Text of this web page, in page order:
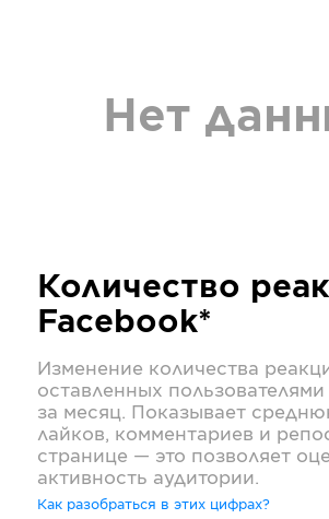
Нет
Количество
Facebook*
Изменение количества
оставленных пользователями
за месяц. Показывает
лайков, комментариев и
странице — это позволяет
активность аудитории.
Как разобраться в этих цифрах?